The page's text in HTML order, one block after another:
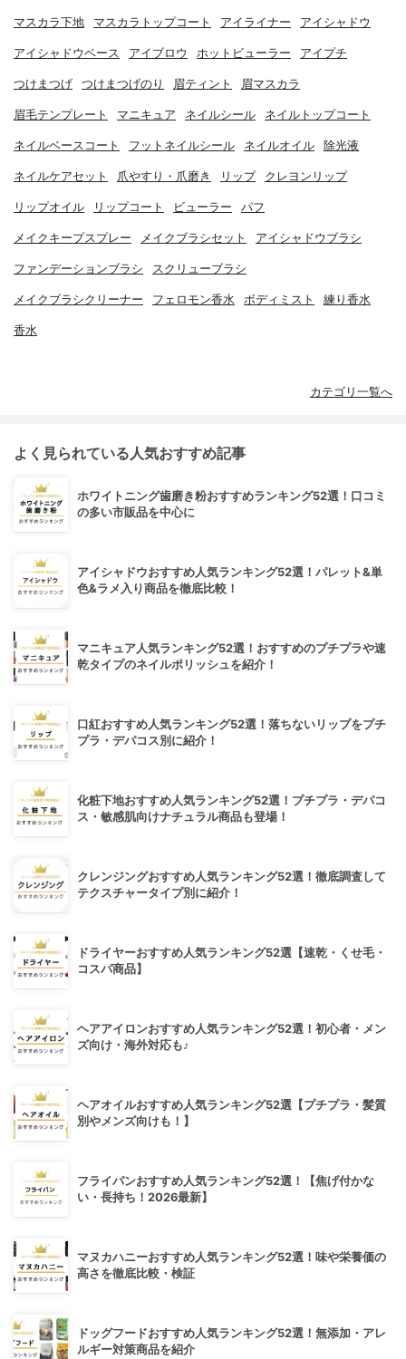
マスカラ下地 マスカラトップコート アイライナー アイシャドウ
アイシャドウベース アイブロウ ホットビューラー アイプチ
つけまつげ つけまつげのり 眉ティント 眉マスカラ
眉毛テンプレート マニキュア ネイルシール ネイルトップコート
ネイルベースコート フットネイルシール ネイルオイル 除光液
ネイルケアセット 爪やすり・爪磨き リップ クレヨンリップ
リップオイル リップコート ビューラー パフ
メイクキープスプレー メイクブラシセット アイシャドウブラシ
ファンデーションブラシ スクリューブラシ
メイクブラシクリーナー フェロモン香水 ボディミスト 練り香水
香水
カテゴリ一覧へ
よく見られている人気おすすめ記事
ホワイトニング歯磨き粉おすすめランキング52選！口コミ
の多い市販品を中心に
アイシャドウおすすめ人気ランキング52選！パレット&単
色&ラメ入り商品を徹底比較！
マニキュア人気ランキング52選！おすすめのプチプラや速
乾タイプのネイルポリッシュを紹介！
口紅おすすめ人気ランキング52選！落ちないリップをプチ
プラ・デパコス別に紹介！
化粧下地おすすめ人気ランキング52選！プチプラ・デパコ
ス・敏感肌向けナチュラル商品も登場！
クレンジングおすすめ人気ランキング52選！徹底調査して
テクスチャータイプ別に紹介！
ドライヤーおすすめ人気ランキング52選【速乾・くせ毛・
コスパ商品】
ヘアアイロンおすすめ人気ランキング52選！初心者・メン
ズ向け・海外対応も♪
ヘアオイルおすすめ人気ランキング52選【プチプラ・髪質
別やメンズ向けも！】
フライパンおすすめ人気ランキング52選！【焦げ付かな
い・長持ち！2026最新】
マヌカハニーおすすめ人気ランキング52選！味や栄養価の
高さを徹底比較・検証
ドッグフードおすすめ人気ランキング52選！無添加・アレ
ルギー対策商品を紹介